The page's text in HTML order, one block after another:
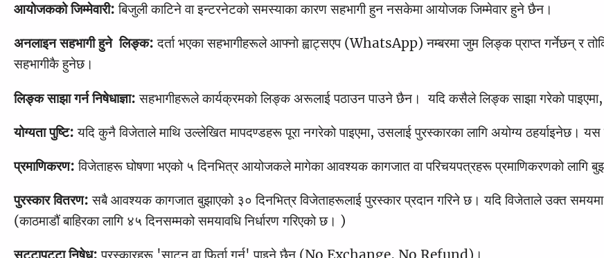
आयोजकको जिम्मेवारी:बिजुली काटिने वा इन्टरनेटको समस्याका कारण सहभागी हुन नसकेमा आयोजक जिम्मेवार हुने छैन।
अनलाइन सहभागी हुने लिङ्क: दर्ता भएका सहभागीहरूले आफ्नो ह्वाट्सएप (WhatsApp) नम्बरमा जुम लिङ्क प्राप्त गर्नेछन् र
सहभागीकै हुनेछ।
लिङ्क साझा गर्न निषेधाज्ञा: सहभागीहरूले कार्यक्रमको लिङ्क अरूलाई पठाउन पाउने छैन। यदि कसैले लिङ्क साझा गरेको पाइएमा,
योग्यता पुष्टि: यदि कुनै विजेताले माथि उल्लेखित मापदण्डहरू पूरा नगरेको पाइएमा, उसलाई पुरस्कारका लागि अयोग्य ठहर्याइनेछ। यस
प्रमाणिकरण:विजेताहरू घोषणा भएको ५ दिनभित्र आयोजकले मागेका आवश्यक कागजात वा परिचयपत्रहरू प्रमाणिकरणको लागि
पुरस्कार वितरण: सबै आवश्यक कागजात बुझाएको ३० दिनभित्र विजेताहरूलाई पुरस्कार प्रदान गरिने छ। यदि विजेताले उक्त
(काठमाडौं बाहिरका लागि ४५ दिनसम्मको समयावधि निर्धारण गरिएको छ। )